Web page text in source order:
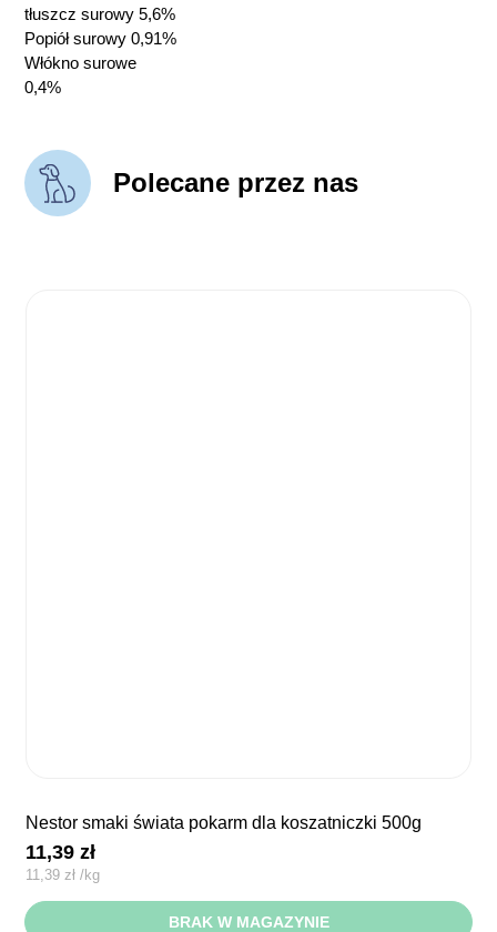
tłuszcz surowy 5,6%
Popiół surowy 0,91%
Włókno surowe
0,4%
Polecane przez nas
nestor smaki świata pokarm dla koszatniczki 500g
11,39zł
11,39zł /kg
BRAK W MAGAZYNIE